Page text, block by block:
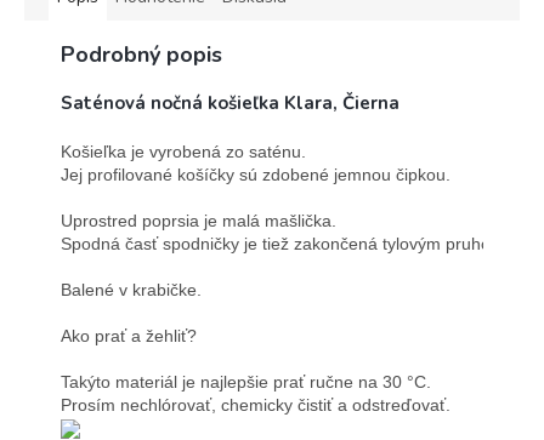
Podrobný popis
Saténová nočná košieľka Klara, Čierna
Košieľka je vyrobená zo saténu.
Jej profilované košíčky sú zdobené jemnou čipkou.
Uprostred poprsia je malá mašlička.
Spodná časť spodničky je tiež zakončená tylovým pruhom.
Balené v krabičke.
Ako prať a žehliť?
Takýto materiál je najlepšie prať ručne na 30 °C.
Prosím nechlórovať, chemicky čistiť a odstreďovať.